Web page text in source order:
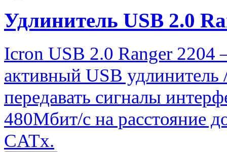
Удлинитель USB 2.0
Icron USB 2.0 Ranger 2204
активный USB
передавать сигналы
480Мбит/с на расстояние
CATx.